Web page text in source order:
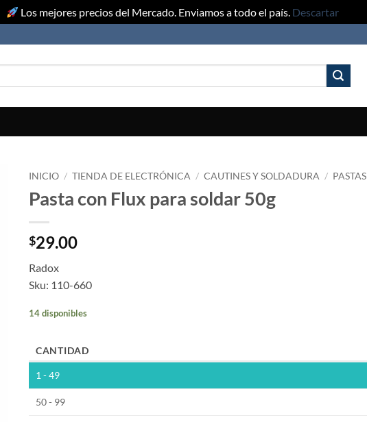
Los mejores precios del Mercado. Enviamos a todo el país. Descartar
INICIO / TIENDA DE ELECTRÓNICA / CAUTINES Y SOLDADURA / PASTAS
Pasta con Flux para soldar 50g
$29.00
Radox
Sku: 110-660
14 disponibles
CANTIDAD
1 - 49
50 - 99